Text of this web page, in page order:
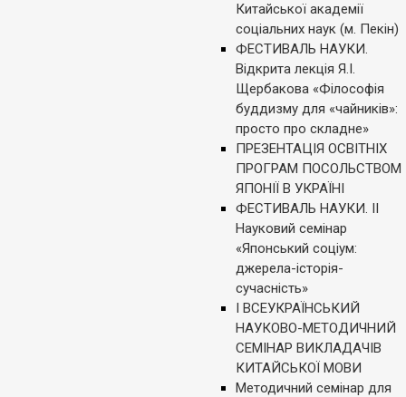
Китайської академії
соціальних наук (м. Пекін)
ФЕСТИВАЛЬ НАУКИ.
Відкрита лекція Я.І.
Щербакова «Філософія
буддизму для «чайників»:
просто про складне»
ПРЕЗЕНТАЦІЯ ОСВІТНІХ
ПРОГРАМ ПОСОЛЬСТВОМ
ЯПОНІЇ В УКРАЇНІ
ФЕСТИВАЛЬ НАУКИ. ІI
Науковий семінар
«Японський соціум:
джерела-історія-
сучасність»
І ВСЕУКРАЇНСЬКИЙ
НАУКОВО-МЕТОДИЧНИЙ
СЕМІНАР ВИКЛАДАЧІВ
КИТАЙСЬКОЇ МОВИ
Методичний семінар для